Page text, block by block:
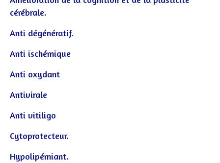
cérébrale.
Anti dégénératif.
Anti ischémique
Anti oxydant
Antivirale
Anti vitiligo
Cytoprotecteur.
Hypolipémiant.